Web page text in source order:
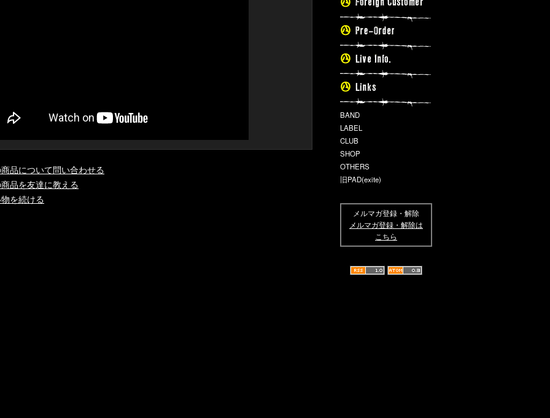
品について問い合わせる
品を友達に教える
を続ける
BAND
LABEL
CLUB
SHOP
OTHERS
旧PAD(exite)
メルマガ登録・解除
メルマガ登録・解除は
こちら